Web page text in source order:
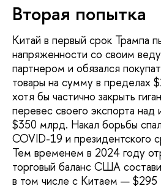
Вторая попытка
Китай в первый срок Трампа
напряженности со своим
партнером и обязался
товары на сумму в пределах
хотя бы частично закрыть
перевес своего экспорта
$350 млрд. Накал борьбы
COVID-19 и президентского
Тем временем в 2024 году
торговый баланс США
в том числе с Китаем —